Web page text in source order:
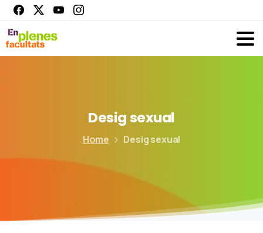
Desigsexual
Home Desig sexual